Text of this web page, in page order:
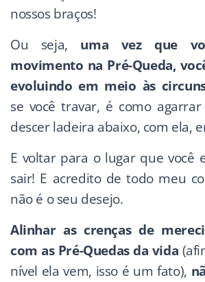
nossos braços!
Ou seja, uma vez que
movimento na Pré-Queda,
evoluindo em meio às
se você travar, é como
descer ladeira abaixo, com ela,
E voltar para o lugar que você
sair! E acredito de todo meu
não é o seu desejo.
Alinhar as crenças de
com as Pré-Quedas da vida
nível ela vem, isso é um fato),